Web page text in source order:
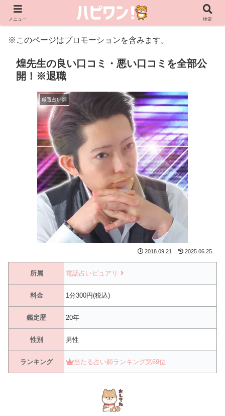
※このページはプロモーションを含みます。
煌先生の良い口コミ・悪い口コミを全部公
開！※退職
厳選占い師
2018.09.21 2025.06.25
所属 電話占いピュアリ
料金 1分300円(税込)
鑑定歴 20年
性別 男性
ランキング 当たる占い師ランキング第69位
メニュー 検索